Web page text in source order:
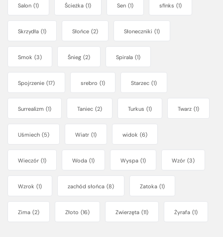
Salon (1) Ścieżka (1) Sen (1) sfinks (1)
Skrzydła (1) Słońce (2) Słoneczniki (1)
Smok (3) Śnieg (2) Spirala (1)
Spojrzenie (17) srebro (1) Starzec (1)
Surrealizm (1) Taniec (2) Turkus (1) Twarz (1)
Uśmiech (5) Wiatr (1) widok (6)
Wieczór (1) Woda (1) Wyspa (1) Wzór (3)
Wzrok (1) zachód słońca (8) Zatoka (1)
Zima (2) Złoto (16) Zwierzęta (11) Żyrafa (1)